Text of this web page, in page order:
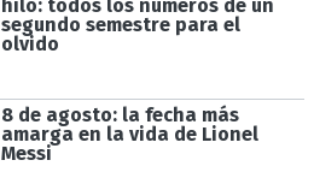
hilo: todos los números de un
segundo semestre para el
olvido
8 de agosto: la fecha más
amarga en la vida de Lionel
Messi